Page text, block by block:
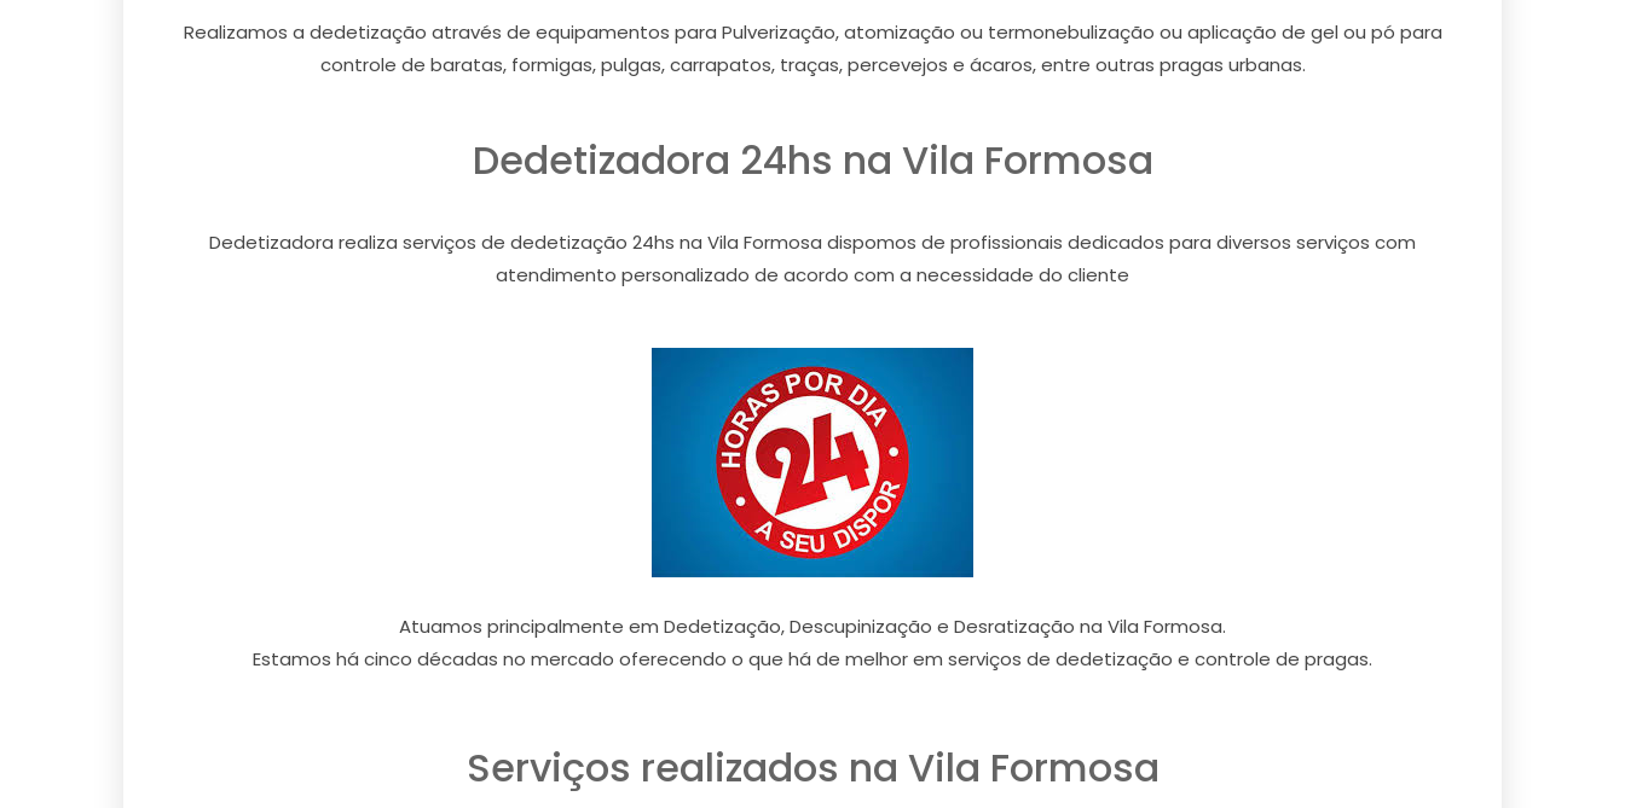
Realizamos a dedetização através de equipamentos para Pulverização, atomização ou termonebulização ou aplicação de gel ou pó para
controle de baratas, formigas, pulgas, carrapatos, traças, percevejos e ácaros, entre outras pragas urbanas.
Dedetizadora 24hs na Vila Formosa
Dedetizadora realiza serviços de dedetização 24hs na Vila Formosa dispomos de profissionais dedicados para diversos serviços com
atendimento personalizado de acordo com a necessidade do cliente
Atuamos principalmente em Dedetização, Descupinização e Desratização na Vila Formosa.
Estamos há cinco décadas no mercado oferecendo o que há de melhor em serviços de dedetização e controle de pragas.
Serviços realizados na Vila Formosa